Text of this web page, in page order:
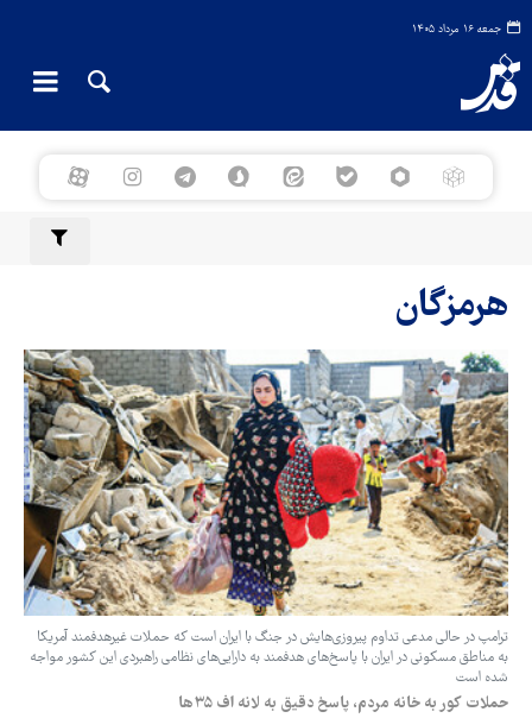
جمعه ۱۶ مرداد ۱۴۰۵
هرمزگان
ترامپ در حالی مدعی تداوم پیروزی‌هایش در جنگ با ایران است که حملات غیرهدفمند آمریکا
به مناطق مسکونی در ایران با پاسخ‌های هدفمند به دارایی‌های نظامی راهبردی این کشور مواجه
شده است
حملات کور به خانه‌ مردم، پاسخ دقیق به لانه اف ‌۳۵ها